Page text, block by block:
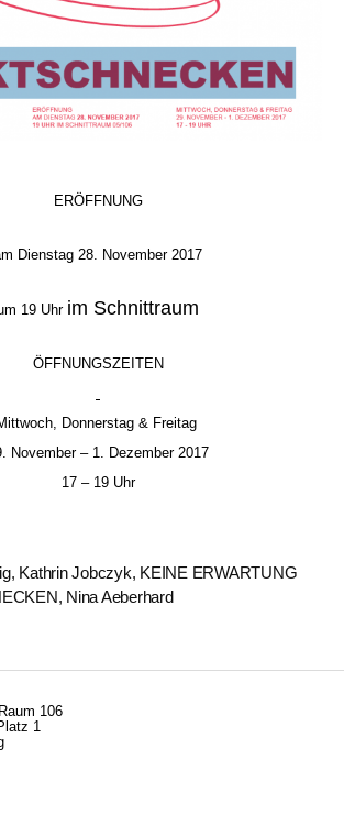
ERÖFFNUNG
Dienstag 28. November 2017
19 Uhr im Schnittraum
ÖFFNUNGSZEITEN
Donnerstag & Freitag
November – 1. Dezember 2017
17 – 19 Uhr
, Kathrin Jobczyk, KEINE ERWARTUNG
, Nina Aeberhard
106
1